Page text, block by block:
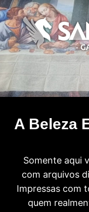
A Beleza
Somente aqui
com arquivos
Impressas com
quem